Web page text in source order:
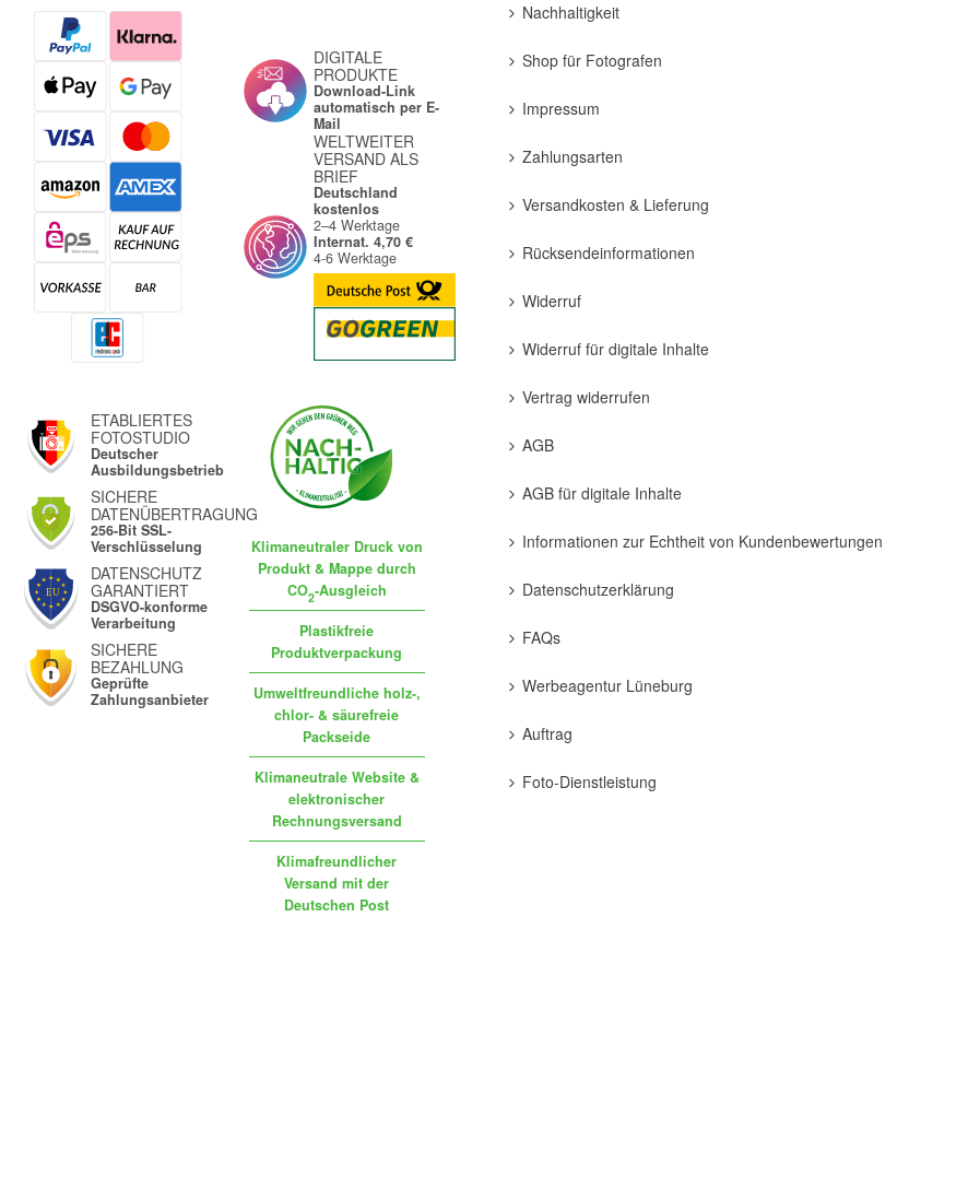
ETABLIERTES
FOTOSTUDIO
Deutscher
Ausbildungsbetrieb
SICHERE
DATENÜBERTRAGUNG
256-Bit SSL-
Verschlüsselung
DATENSCHUTZ
GARANTIERT
DSGVO-konforme
Verarbeitung
SICHERE
BEZAHLUNG
Geprüfte
Zahlungsanbieter
DIGITALE
PRODUKTE
Download-Link
automatisch per E-
Mail
WELTWEITER
VERSAND ALS
BRIEF
Deutschland
kostenlos
2–4 Werktage
Internat. 4,70 €
4-6 Werktage
Klimaneutraler Druck von
Produkt & Mappe durch
CO2-Ausgleich
Plastikfreie
Produktverpackung
Umweltfreundliche holz-,
chlor- & säurefreie
Packseide
Klimaneutrale Website &
elektronischer
Rechnungsversand
Klimafreundlicher
Versand mit der
Deutschen Post
Nachhaltigkeit
Shop für Fotografen
Impressum
Zahlungsarten
Versandkosten & Lieferung
Rücksendeinformationen
Widerruf
Widerruf für digitale Inhalte
Vertrag widerrufen
AGB
AGB für digitale Inhalte
Informationen zur Echtheit von Kundenbewertungen
Datenschutzerklärung
FAQs
Werbeagentur Lüneburg
Auftrag
Foto-Dienstleistung